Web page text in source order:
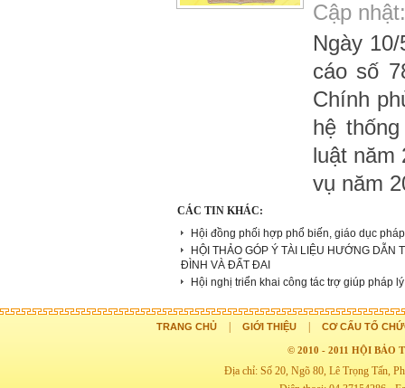
Cập
Ngày
cáo số
Chính
hệ
luật năm
vụ năm
CÁC TIN KHÁC:
Hội đồng phối hợp phổ biến, giáo dục
HỘI THẢO GÓP Ý TÀI LIỆU HƯỚNG DẪN
ĐÌNH VÀ ĐẤT ĐAI
Hội nghị triển khai công tác trợ giúp pháp
TRANG CHỦ GIỚI THIỆU CƠ CẤU TỔ
© 2010 - 2011 HỘI BẢO
Địa chỉ: Số 20, Ngõ 80, Lê Trọng Tấn,